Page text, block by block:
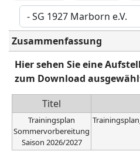
Zusammenfassung
Hier sehen Sie eine
zum Download
Titel
Trainingsplan
Sommervorbereitung
Saison 2026/2027